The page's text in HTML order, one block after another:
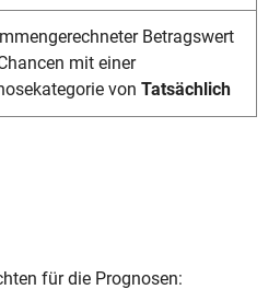
Betragswert
mit einer
vonTatsächlich
für die Prognosen: